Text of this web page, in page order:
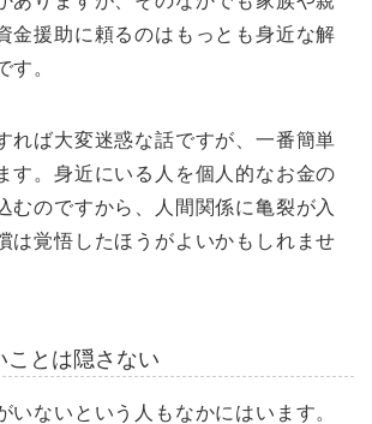
金援助に頼るのはもっとも身近な解
す。
れば大変迷惑な話ですが、一番簡単
す。身近にいる人を個人的なお金の
むのですから、人間関係に亀裂が入
は覚悟したほうがよいかもしれませ
ことは隠さない
いないという人もなかにはいます。